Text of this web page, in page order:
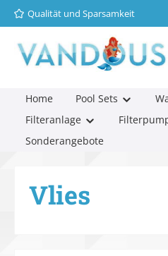
Hauptinhalt springen
Zur Suche springen
Zur Hauptnavigation
Qualität und Sparsamkeit
Home Pool Sets
Filteranlage
Sonderangebote
Vlies